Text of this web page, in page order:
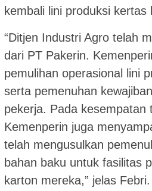
kembali lini produksi kertas
“Ditjen Industri Agro telah
dari PT Pakerin.
pemulihan operasional lini
serta pemenuhan
pekerja. Pada kesempatan
Kemenperin juga
telah mengusulkan
bahan baku untuk fasilitas
karton mereka,” jelas Febri.